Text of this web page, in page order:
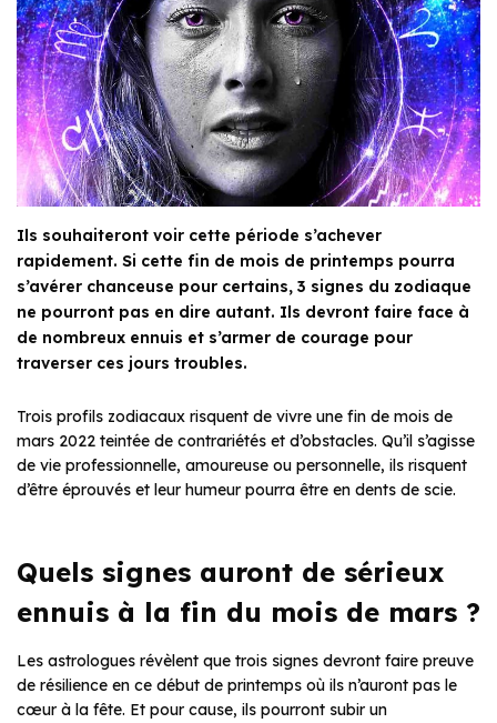
Ils souhaiteront voir cette période s’achever
rapidement. Si cette fin de mois de printemps pourra
s’avérer chanceuse pour certains, 3 signes du zodiaque
ne pourront pas en dire autant. Ils devront faire face à
de nombreux ennuis et s’armer de courage pour
traverser ces jours troubles.
Trois profils zodiacaux risquent de vivre une fin de mois de
mars 2022 teintée de contrariétés et d’obstacles. Qu’il s’agisse
de vie professionnelle, amoureuse ou personnelle, ils risquent
d’être éprouvés et leur humeur pourra être en dents de scie.
Quels signes auront de sérieux
ennuis à la fin du mois de mars ?
Les astrologues révèlent que trois signes devront faire preuve
de résilience en ce début de printemps où ils n’auront pas le
cœur à la fête. Et pour cause, ils pourront subir un